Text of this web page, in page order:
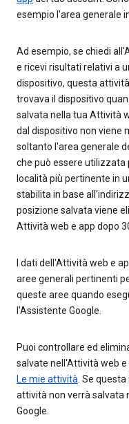
esempio l'area generale
Ad esempio, se chiedi
e ricevi risultati relativi a
dispositivo, questa
trovava il dispositivo
salvata nella tua Attività
dal dispositivo non
soltanto l'area generale
che può essere utilizzata
località più pertinente in
stabilita in base
posizione salvata viene
Attività web e app dopo
I dati dell'Attività web e
aree generali pertinenti
queste aree quando
l'Assistente Google.
Puoi controllare ed
salvate nell'Attività web
Le mie attività. Se
attività non verrà salvata
Google.